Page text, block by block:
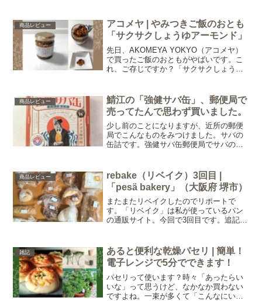
装の豆菓子を使ってゲーム感覚でやりま
した。鬼の的当てみたいに...
商品レビュー
アコメヤ | やみつきご飯のおとも
「サクサクしょうゆアーモンド」
先日、AKOMEYA YOKYO（アコメヤ）
で買ったご飯のおともがやばいです。こ
れ、ご存じですか？「サクサクしょうゆ
プレイしてあったんで、「人気なの？ふ
ーん。アコメヤに...
商品レビュー
鯖江の「強健サバ缶」、郵便局で
売ってたんで思わず買いました。
少し前のことになりますが、近所の郵便
局でこんなものをみつけました。サバの
缶詰です。強健サバ缶郵便局でサバの缶
い…普段だったらまず買うことはないの
だけれど…買ってしま...
商品レビュー
rebake（リベイク）3回目 |
「pesä bakery」（大阪府 堺市）
またまたリベイクしたのでリポートで
す。「リベイク」は私が使っているパン
の通販サイト。今回で3回目です。追記：
に入ってていつかリピートしたいと思っ
ていた...
雑記
あると便利な乾燥パセリ | 簡単！
電子レンジで5分でできます！
パセリって使います？時々「あったらい
いな」って思うけど、なかなか買わない
ですよね。一束が多くて「こんなにいら